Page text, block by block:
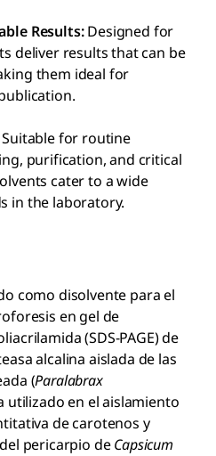
Results:Designed for
deliver results that can be
them ideal for
Suitable for routine
purification, and critical
cater to a wide
in the laboratory.
como disolvente para el
en gel de
(SDS-PAGE) de
alcalina aislada de las
(Paralabrax
utilizado en el aislamiento
de carotenos y
pericarpio deCapsicum